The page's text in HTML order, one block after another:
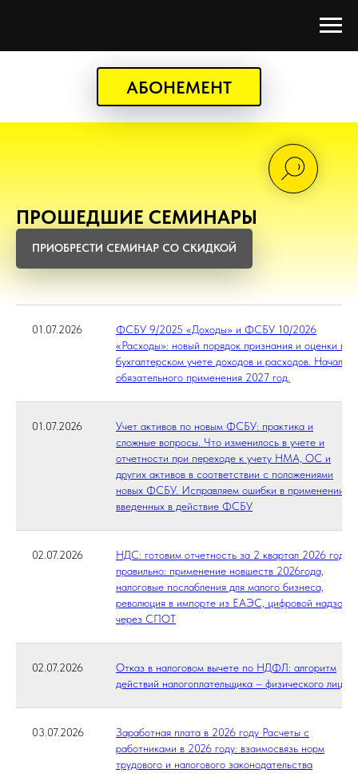
АБОНЕМЕНТ
ПРОШЕДШИЕ СЕМИНАРЫ
ПРИОБРЕСТИ СЕМИНАР СО СКИДКОЙ
01.07.2026
ФСБУ 9/2025 «Доходы» и ФСБУ 10/2026
«Расходы»: новый порядок признания и оценки в
бухгалтерском учете доходов и расходов. Начало
обязательного применения 2027 год.
01.07.2026
Учет активов по новым ФСБУ: практика и
сложные вопросы. Что изменилось в учете и
отчетности при переходе к учету НМА, ОС и
других активов в соответствии с положениями
новых ФСБУ. Исправляем ошибки в применении
введенных в действие ФСБУ
02.07.2026
НДС: готовим отчетность за 2 квартал 2026 года
правильно: применение новшеств 2026года,
налоговые послабления для малого бизнеса,
революция в импорте из ЕАЭС, цифровой надзор
через СПОТ
02.07.2026
Отказ в налоговом вычете по НДФЛ: алгоритм
действий налогоплательщика – физического лица
03.07.2026
Заработная плата в 2026 году Расчеты с
работниками в 2026 году: взаимосвязь норм
трудового и налогового законодательства